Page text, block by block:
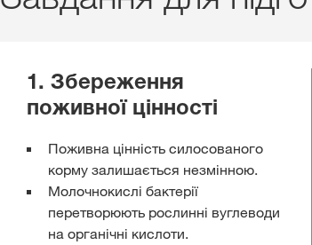
1. Збереження
поживної цінності
Поживна цінність силосованого
корму залишається незмінною.
Молочнокислі бактерії
перетворюють рослинні вуглеводи
на органічні кислоти.